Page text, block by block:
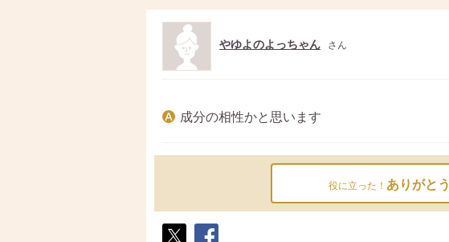
やゆよのよっちゃん さん
成分の相性かと思います
役に立った！ ありがとう